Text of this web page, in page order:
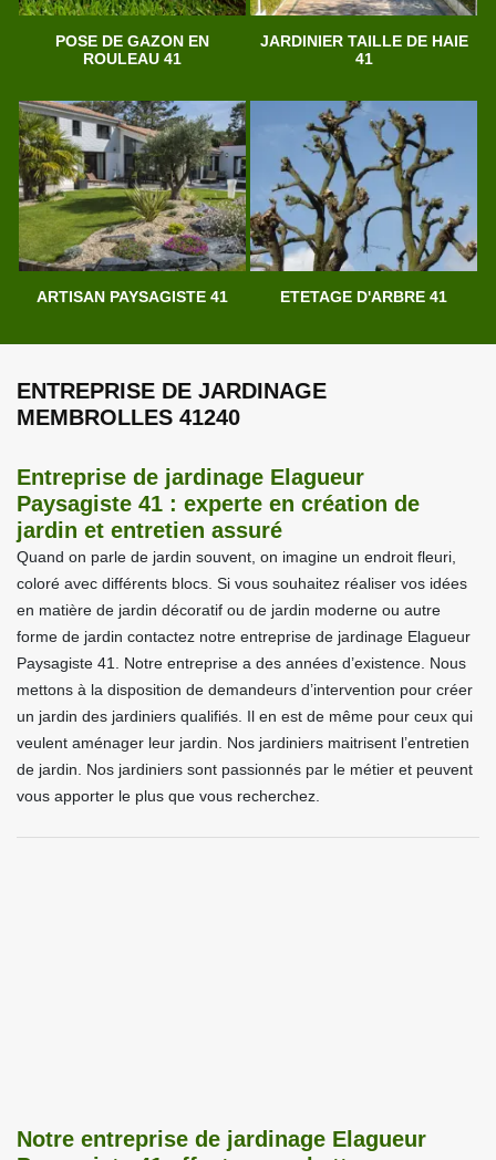
POSE DE GAZON EN
ROULEAU 41
JARDINIER TAILLE DE HAIE
41
ARTISAN PAYSAGISTE 41 ETETAGE D'ARBRE 41
ENTREPRISE DE JARDINAGE
MEMBROLLES 41240
Entreprise de jardinage Elagueur
Paysagiste 41 : experte en création de
jardin et entretien assuré
Quand on parle de jardin souvent, on imagine un endroit fleuri,
coloré avec différents blocs. Si vous souhaitez réaliser vos idées
en matière de jardin décoratif ou de jardin moderne ou autre
forme de jardin contactez notre entreprise de jardinage Elagueur
Paysagiste 41. Notre entreprise a des années d’existence. Nous
mettons à la disposition de demandeurs d’intervention pour créer
un jardin des jardiniers qualifiés. Il en est de même pour ceux qui
veulent aménager leur jardin. Nos jardiniers maitrisent l’entretien
de jardin. Nos jardiniers sont passionnés par le métier et peuvent
vous apporter le plus que vous recherchez.
Notre entreprise de jardinage Elagueur